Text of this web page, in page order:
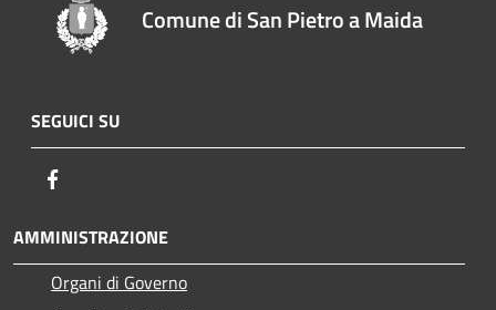
Comune di San Pietro a Maida
SEGUICI SU
AMMINISTRAZIONE
Organi di Governo